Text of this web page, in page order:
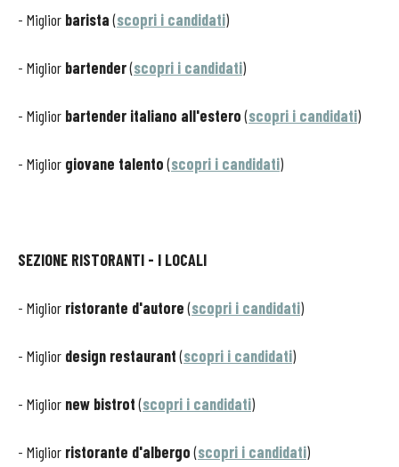
- Miglior barista(scopri i candidati)
- Miglior bartender(scopri i candidati)
- Miglior bartender italiano all'estero(scopri i candidati)
- Miglior giovane talento(scopri i candidati)
SEZIONE RISTORANTI - I LOCALI
- Miglior ristorante d'autore(scopri i candidati)
- Miglior design restaurant(scopri i candidati)
- Miglior new bistrot(scopri i candidati)
- Miglior ristorante d'albergo(scopri i candidati)